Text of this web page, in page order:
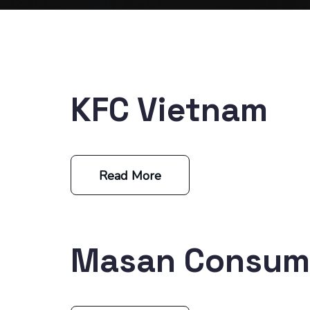
KFC Vietnam
Read More
Masan